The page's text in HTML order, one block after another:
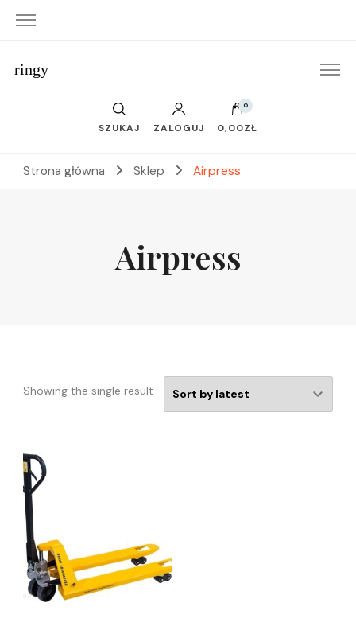
ringy
SZUKAJ ZALOGUJ
0
0,00ZŁ
Strona główna Sklep Airpress
Airpress
Showing the single result